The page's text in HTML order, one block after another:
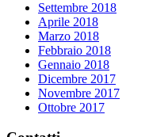
Settembre 2018
Aprile 2018
Marzo 2018
Febbraio 2018
Gennaio 2018
Dicembre 2017
Novembre 2017
Ottobre 2017